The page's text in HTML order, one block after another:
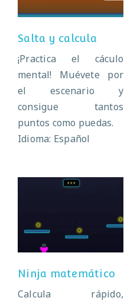
Salta y calcula
¡Practica el cáculo
mental! Muévete por
el escenario y
consigue tantos
puntos como puedas.
Idioma: Español
Ninja matemático
Ninja matemático
Calcula rápido,